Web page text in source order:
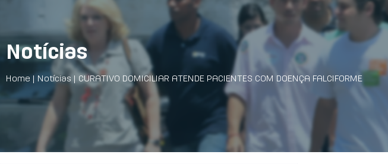
Notícias
Home | Notícias | CURATIVO DOMICILIAR ATENDE PACIENTES COM DOENÇA FALCIFORME